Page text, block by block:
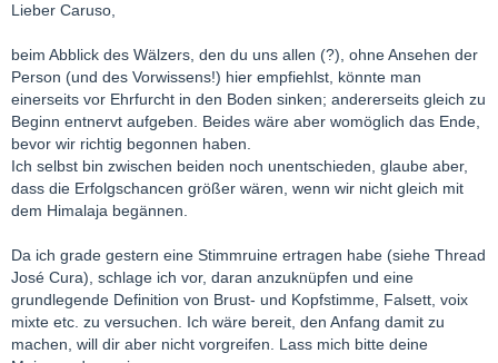
Lieber Caruso,
beim Abblick des Wälzers, den du uns allen (?), ohne Ansehen der
Person (und des Vorwissens!) hier empfiehlst, könnte man
einerseits vor Ehrfurcht in den Boden sinken; andererseits gleich zu
Beginn entnervt aufgeben. Beides wäre aber womöglich das Ende,
bevor wir richtig begonnen haben.
Ich selbst bin zwischen beiden noch unentschieden, glaube aber,
dass die Erfolgschancen größer wären, wenn wir nicht gleich mit
dem Himalaja begännen.
Da ich grade gestern eine Stimmruine ertragen habe (siehe Thread
José Cura), schlage ich vor, daran anzuknüpfen und eine
grundlegende Definition von Brust- und Kopfstimme, Falsett, voix
mixte etc. zu versuchen. Ich wäre bereit, den Anfang damit zu
machen, will dir aber nicht vorgreifen. Lass mich bitte deine